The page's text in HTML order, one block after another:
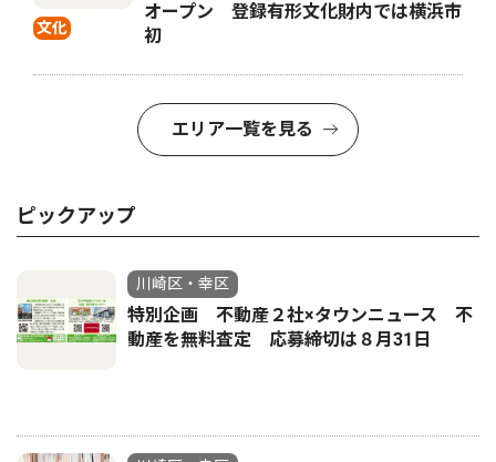
文化
オープン 登録有形文化財内では横浜市
初
エリア一覧を見る
ピックアップ
川崎区・幸区
特別企画 不動産２社×タウンニュース 不
動産を無料査定 応募締切は８月31日